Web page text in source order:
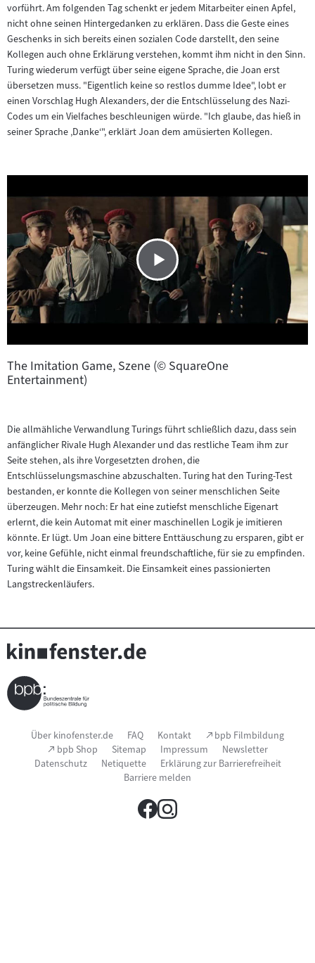
vorführt. Am folgenden Tag schenkt er jedem Mitarbeiter einen Apfel,
nicht ohne seinen Hintergedanken zu erklären. Dass die Geste eines
Geschenks in sich bereits einen sozialen Code darstellt, den seine
Kollegen auch ohne Erklärung verstehen, kommt ihm nicht in den Sinn.
Turing wiederum verfügt über seine eigene Sprache, die Joan erst
übersetzen muss. "Eigentlich keine so restlos dumme Idee", lobt er
einen Vorschlag Hugh Alexanders, der die Entschlüsselung des Nazi-
Codes um ein Vielfaches beschleunigen würde. "Ich glaube, das hieß in
seiner Sprache ‚Danke‘", erklärt Joan dem amüsierten Kollegen.
The Imitation Game, Szene (© SquareOne
Entertainment)
Die allmähliche Verwandlung Turings führt schließlich dazu, dass sein
anfänglicher Rivale Hugh Alexander und das restliche Team ihm zur
Seite stehen, als ihre Vorgesetzten drohen, die
Entschlüsselungsmaschine abzuschalten. Turing hat den Turing-Test
bestanden, er konnte die Kollegen von seiner menschlichen Seite
überzeugen. Mehr noch: Er hat eine zutiefst menschliche Eigenart
erlernt, die kein Automat mit einer maschinellen Logik je imitieren
könnte. Er lügt. Um Joan eine bittere Enttäuschung zu ersparen, gibt er
vor, keine Gefühle, nicht einmal freundschaftliche, für sie zu empfinden.
Turing wählt die Einsamkeit. Die Einsamkeit eines passionierten
Langstreckenläufers.
Seitenfußnavigation
Über kinofenster.de FAQ Kontakt (Link
öffnet
im
neuen
bpb Filmbildung
(Link
öffnet
im
bpb Shop Sitemap Impressum
Newsletter
Datenschutz
Netiquette
Erklärung zur Barrierefreiheit
Barriere melden